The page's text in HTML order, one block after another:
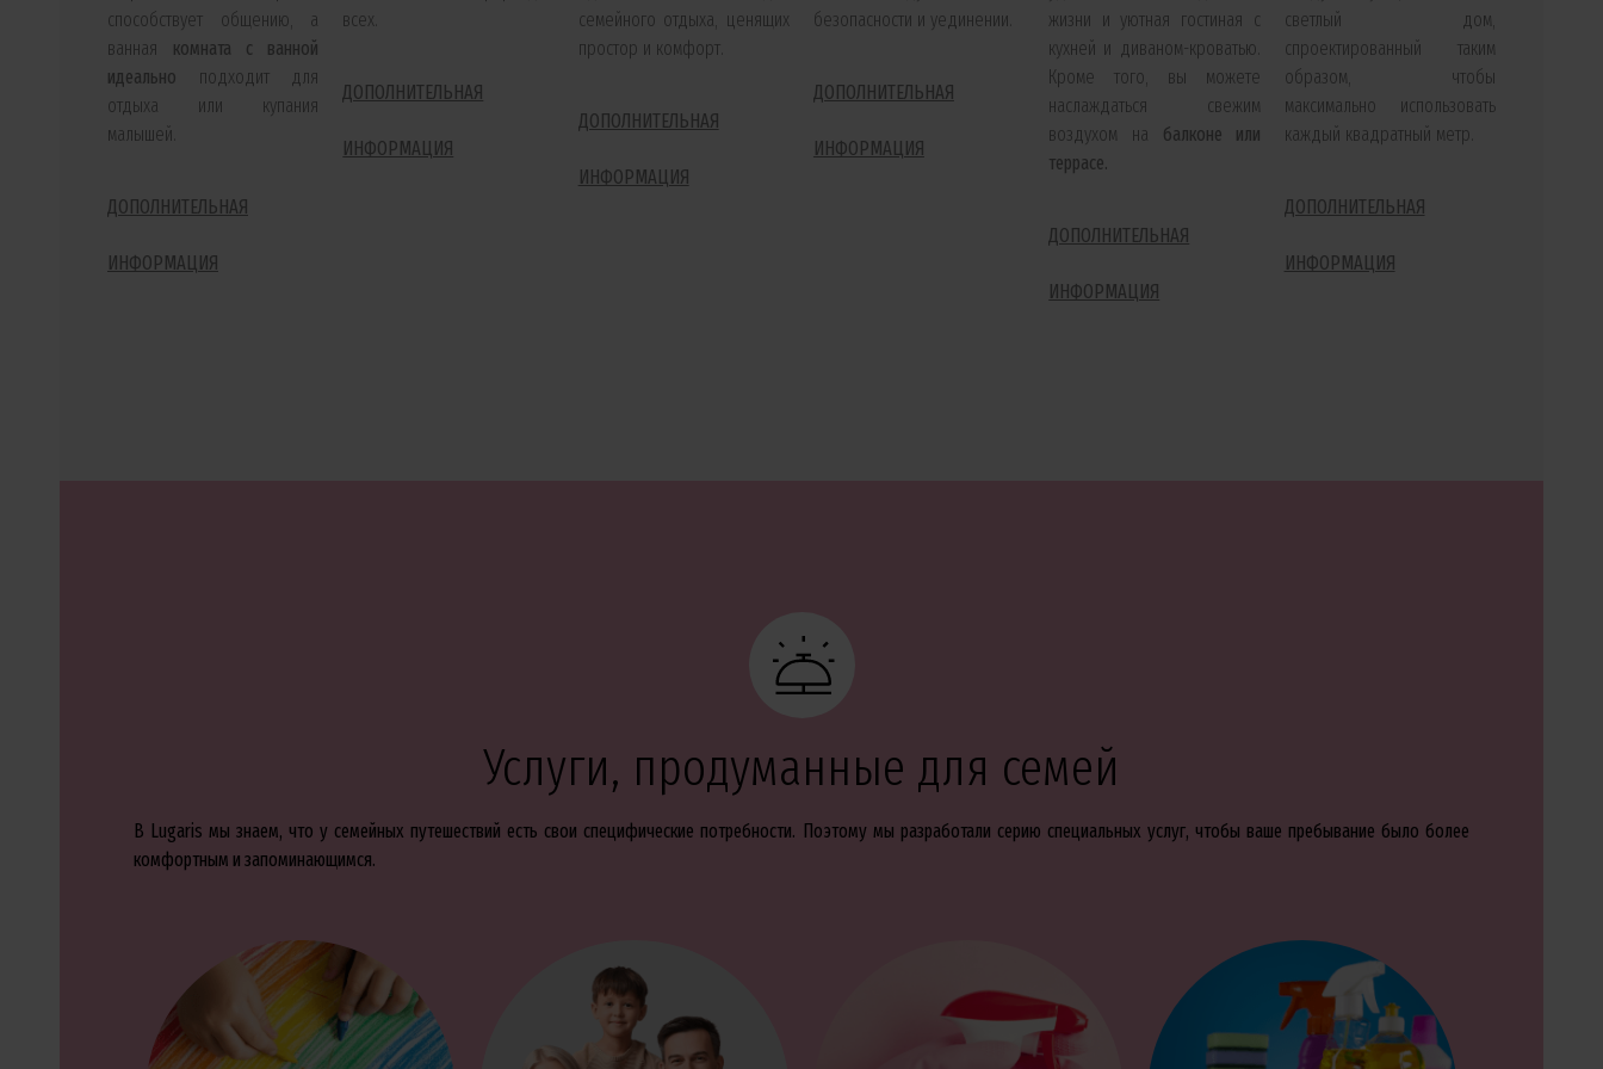
способствует общению, а
ванная комната с ванной
идеально подходит для
отдыха или купания
малышей.
ДОПОЛНИТЕЛЬНАЯ
ИНФОРМАЦИЯ
всех.
ДОПОЛНИТЕЛЬНАЯ
ИНФОРМАЦИЯ
семейного отдыха, ценящих
простор и комфорт.
ДОПОЛНИТЕЛЬНАЯ
ИНФОРМАЦИЯ
безопасности и уединении.
ДОПОЛНИТЕЛЬНАЯ
ИНФОРМАЦИЯ
жизни и уютная гостиная с
кухней и диваном-кроватью.
Кроме того, вы можете
наслаждаться свежим
воздухом на балконе или
террасе.
ДОПОЛНИТЕЛЬНАЯ
ИНФОРМАЦИЯ
светлый дом,
спроектированный таким
образом, чтобы
максимально использовать
каждый квадратный метр.
ДОПОЛНИТЕЛЬНАЯ
ИНФОРМАЦИЯ
Услуги, продуманные для семей
В Lugaris мы знаем, что у семейных путешествий есть свои специфические потребности. Поэтому мы разработали серию специальных услуг, чтобы ваше пребывание было более
комфортным и запоминающимся.